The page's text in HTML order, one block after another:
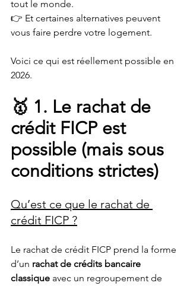
tout le monde.
👉 Et certaines alternatives peuvent
vous faire perdre votre logement.
Voici ce qui est réellement possible en
2026.
🥇 1. Le rachat de
crédit FICP est
possible (mais sous
conditions strictes)
Qu’est ce que le rachat de
crédit FICP ?
Le rachat de crédit FICP prend la forme
d’un rachat de crédits bancaire
classique avec un regroupement de